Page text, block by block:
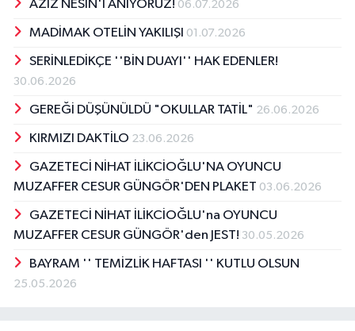
AZİZ NESİN'İ ANIYORUZ! 06.07.2026
MADİMAK OTELİN YAKILIŞI 01.07.2026
SERİNLEDİKÇE ''BİN DUAYI'' HAK EDENLER!
30.06.2026
GEREĞİ DÜŞÜNÜLDÜ "OKULLAR TATİL" 26.06.2026
KIRMIZI DAKTİLO 23.06.2026
GAZETECİ NİHAT İLİKCİOĞLU'NA OYUNCU
MUZAFFER CESUR GÜNGÖR'DEN PLAKET 03.06.2026
GAZETECİ NİHAT İLİKCİOĞLU'na OYUNCU
MUZAFFER CESUR GÜNGÖR'den JEST! 30.05.2026
BAYRAM '' TEMİZLİK HAFTASI '' KUTLU OLSUN
25.05.2026